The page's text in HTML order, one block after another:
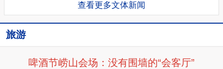
查看更多文体新闻
旅游
啤酒节崂山会场：没有围墙的“会客厅”